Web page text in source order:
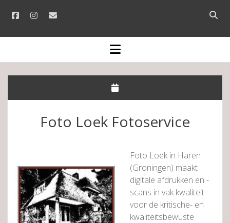
facebookinstagram
email
Open
bar
open
menu
Foto Loek Fotoservice
Foto Loek in Haren
(Groningen) maakt
digitale afdrukken en -
scans in vak kwaliteit
voor de kritische- en
kwaliteitsbewuste